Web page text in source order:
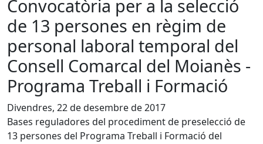
Convocatòria per a la selecció
de 13 persones en règim de
personal laboral temporal del
Consell Comarcal del Moianès -
Programa Treball i Formació
Divendres, 22 de desembre de 2017
Bases reguladores del procediment de preselecció de
13 persones del Programa Treball i Formació del